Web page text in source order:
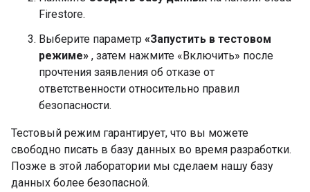
Firestore.
Выберите параметр «Запустить в тестовом
режиме» , затем нажмите «Включить» после
прочтения заявления об отказе от
ответственности относительно правил
безопасности.
Тестовый режим гарантирует, что вы можете
свободно писать в базу данных во время разработки.
Позже в этой лаборатории мы сделаем нашу базу
данных более безопасной.